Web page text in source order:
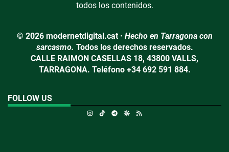
todos los contenidos.
© 2026 modernetdigital.cat · Hecho en Tarragona con
sarcasmo. Todos los derechos reservados.
CALLE RAIMON CASELLAS 18, 43800 VALLS,
TARRAGONA. Teléfono +34 692 591 884.
FOLLOW US
Instagram
TikTokTelegramGoogle Discover